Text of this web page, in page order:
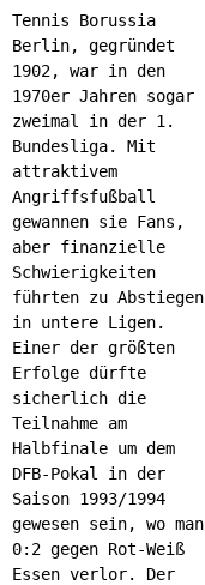
Tennis Borussia
Berlin, gegründet
1902, war in den
1970er Jahren sogar
zweimal in der 1.
Bundesliga. Mit
attraktivem
Angriffsfußball
gewannen sie Fans,
aber finanzielle
Schwierigkeiten
führten zu Abstiegen
in untere Ligen.
Einer der größten
Erfolge dürfte
sicherlich die
Teilnahme am
Halbfinale um dem
DFB-Pokal in der
Saison 1993/1994
gewesen sein, wo man
0:2 gegen Rot-Weiß
Essen verlor. Der